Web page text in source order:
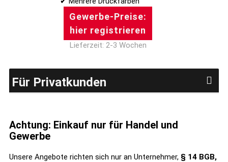
Gewerbe-Preise:
hier registrieren
Lieferzeit: 2-3 Wochen
Für Privatkunden
Achtung: Einkauf nur für Handel und
Gewerbe
Unsere Angebote richten sich nur an Unternehmer, § 14 BGB,